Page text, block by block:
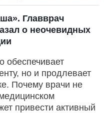
Главврач
о неочевидных
обеспечивает
но и продлевает
Почему врачи не
привести активный